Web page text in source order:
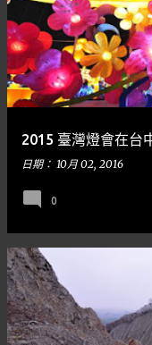
2015 臺灣燈會在台
日期： 10月 02, 2016
0